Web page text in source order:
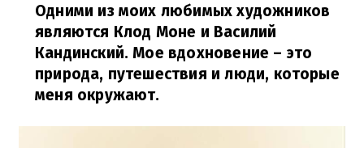
Одними из моих любимых художников
являются Клод Моне и Василий
Кандинский. Мое вдохновение – это
природа, путешествия и люди, которые
меня окружают.